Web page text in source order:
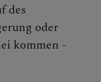
des
oder
kommen -